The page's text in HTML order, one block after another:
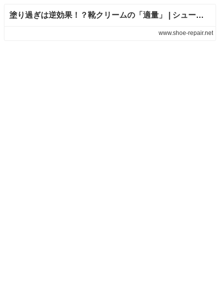
塗り過ぎは逆効果！？靴クリームの「適量」 | シューケアマイスター
www.shoe-repair.net